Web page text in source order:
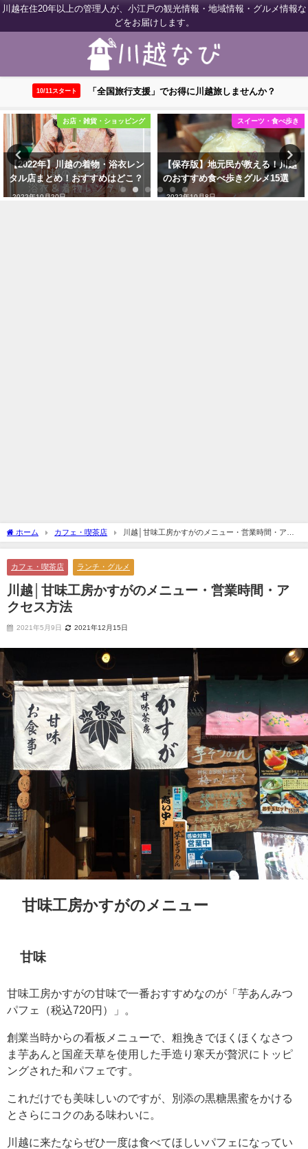
川越在住20年以上の管理人が、小江戸の観光情報・地域情報・グルメ情報な
どをお届けします。
10/11スタート 「全国旅行支援」でお得に川越旅しませんか？
お店・雑貨・ショッピング
【2022年】川越の着物・浴衣レン
タル店まとめ！おすすめはどこ？
2022年10月20日
スイーツ・食べ歩き
【保存版】地元民が教える！川越
のおすすめ食べ歩きグルメ15選
2022年10月8日
ホーム カフェ・喫茶店
川越│甘味工房かすがのメニュー・営業時間・アク
セス方法
カフェ・喫茶店 ランチ・グルメ
川越│甘味工房かすがのメニュー・営業時間・ア
クセス方法
2021年5月9日 2021年12月15日
甘味工房かすがのメニュー
甘味
甘味工房かすがの甘味で一番おすすめなのが「芋あんみつ
パフェ（税込720円）」。
創業当時からの看板メニューで、粗挽きでほくほくなさつ
ま芋あんと国産天草を使用した手造り寒天が贅沢にトッピ
ングされた和パフェです。
これだけでも美味しいのですが、別添の黒糖黒蜜をかける
とさらにコクのある味わいに。
川越に来たならぜひ一度は食べてほしいパフェになってい